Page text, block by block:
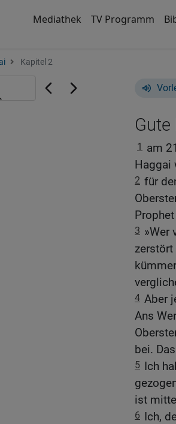
Mediathek TV Programm
Kapitel 2
1 am
Haggai
2 für
3 »Wer
zerstört
4 Aber
Ans
bei.
5 Ich
ist
6 Ich,